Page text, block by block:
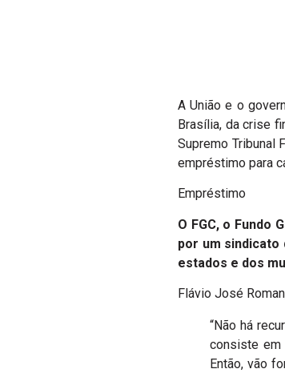
A União e o
Brasília, da crise
Supremo Tribunal
empréstimo para
Empréstimo
O FGC, o Fundo
por um sindicato
estados e dos
Flávio José
“Não há
consiste em
Então, vão